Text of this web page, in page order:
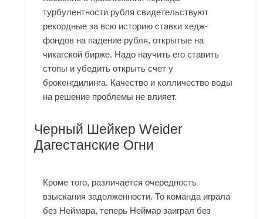
турбулентности рубля свидетельствуют
рекордные за всю историю ставки хедж-
фондов на падение рубля, открытые на
чикагской бирже. Надо научить его ставить
стопы и убедить открыть счет у
брокенгдилинга. Качество и колличество воды
на решение проблемы не влияет.
Черный Шейкер Weider
Дагестанские Огни
Кроме того, различается очередность
взыскания задолженности. То команда играла
без Неймара, теперь Неймар заиграл без